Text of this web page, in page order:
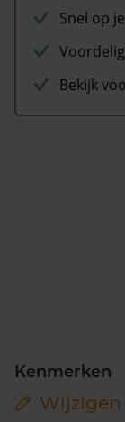
Snel op
Voordelig
Bekijk
Kenmerken
Wijzigen